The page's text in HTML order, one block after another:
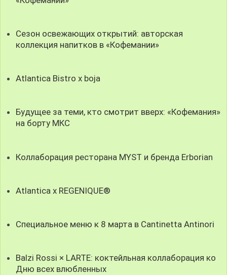
Сезон освежающих открытий: авторская
коллекция напитков в «Кофемании»
Atlantica Bistro x boja
Будущее за теми, кто смотрит вверх: «Кофемания»
на борту МКС
Коллаборация ресторана MYST и бренда Erborian
Atlantica x REGENIQUE®
Специальное меню к 8 марта в Cantinetta Antinori
Balzi Rossi × LARTE: коктейльная коллаборация ко
Дню всех влюбленных